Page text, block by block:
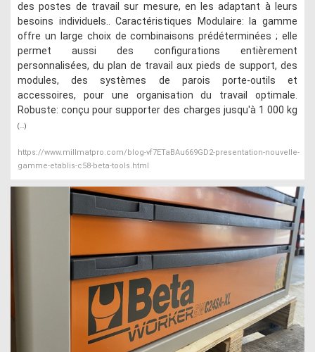
des postes de travail sur mesure, en les adaptant à leurs
besoins individuels.. Caractéristiques Modulaire: la gamme
offre un large choix de combinaisons prédéterminées ; elle
permet aussi des configurations entièrement
personnalisées, du plan de travail aux pieds de support, des
modules, des systèmes de parois porte-outils et
accessoires, pour une organisation du travail optimale.
Robuste: conçu pour supporter des charges jusqu'à 1 000 kg
(...)
https://www.millmatpro.com/blog-vf7ETaBAu669GD2-presentation-nouvelle-
gamme-etablis-c58-beta-tools.html